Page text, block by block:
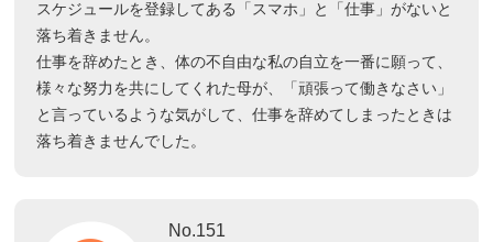
スケジュールを登録してある「スマホ」と「仕事」がないと
落ち着きません。
仕事を辞めたとき、体の不自由な私の自立を一番に願って、
様々な努力を共にしてくれた母が、「頑張って働きなさい」
と言っているような気がして、仕事を辞めてしまったときは
落ち着きませんでした。
No.151